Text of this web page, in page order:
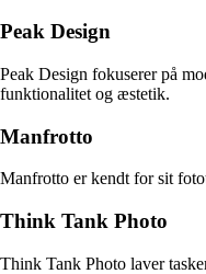
Peak Design
Peak Design fokuserer på
funktionalitet og æstetik.
Manfrotto
Manfrotto er kendt for sit
Think Tank Photo
Think Tank Photo laver